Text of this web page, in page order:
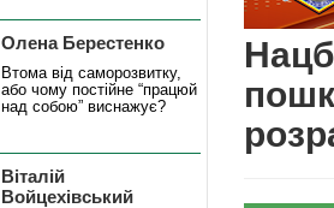
Олена Берестенко
Втома від саморозвитку,
або чому постійне “працюй
над собою” виснажує?
Віталій
Войцехівський